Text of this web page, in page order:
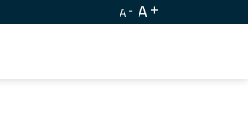
A A